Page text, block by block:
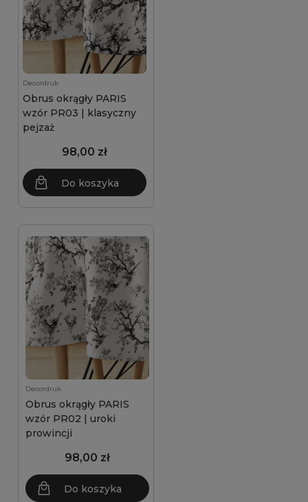
Decordruk
Obrus okrągły PARIS
wzór PR03 | klasyczny
pejzaż
98,00 zł
Do koszyka
Decordruk
Obrus okrągły PARIS
wzór PR02 | uroki
prowincji
98,00 zł
Do koszyka